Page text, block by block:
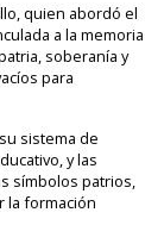
quien abordó el
a la memoria
soberanía y
para
sistema de
y las
símbolos patrios,
la formación